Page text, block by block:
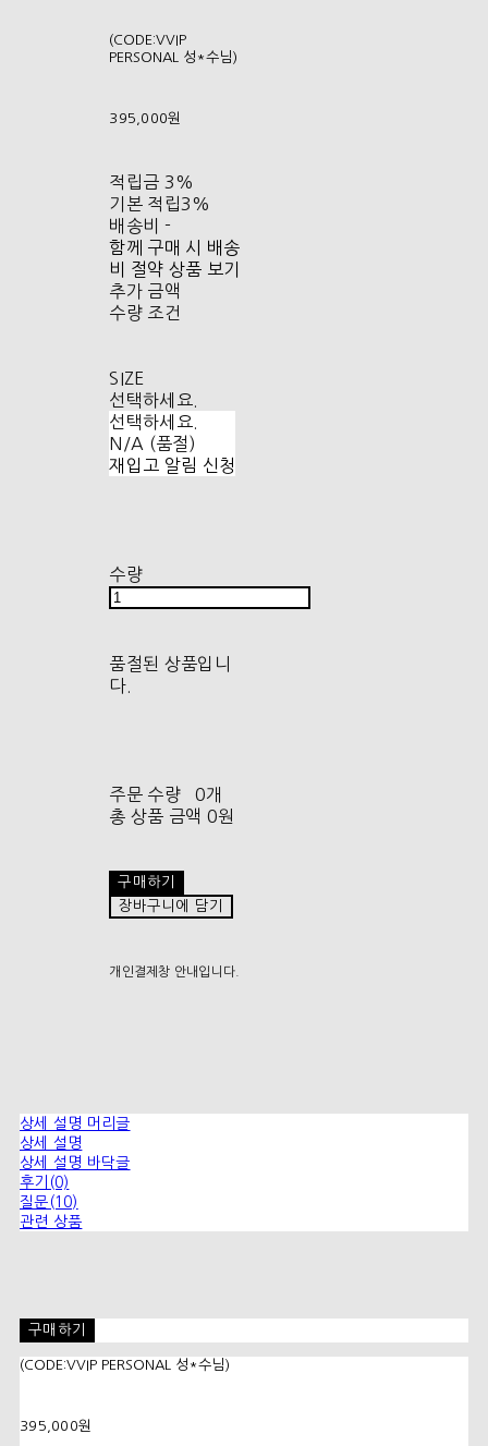
(CODE:VVIP
PERSONAL 성*수님)
395,000원
적립금 3%
기본 적립3%
배송비 -
함께 구매 시 배송
비 절약 상품 보기
추가 금액
수량 조건
SIZE
선택하세요.
선택하세요.
N/A (품절)
재입고 알림 신청
수량
품절된 상품입니
다.
주문 수량
0개
총 상품 금액 0원
구매하기
장바구니에 담기
개인결제창 안내입니다.
상세 설명 머리글
상세 설명
상세 설명 바닥글
후기(0)
질문(10)
관련 상품
구매하기
(CODE:VVIP PERSONAL 성*수님)
395,000원